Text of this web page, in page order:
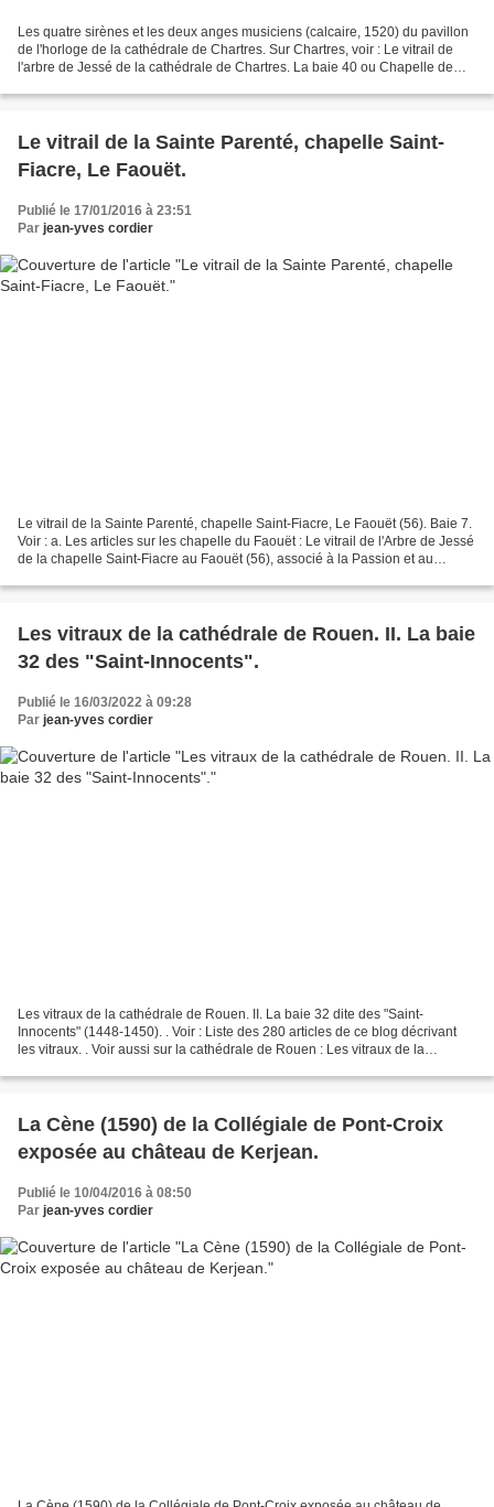
Les quatre sirènes et les deux anges musiciens (calcaire, 1520) du pavillon
de l'horloge de la cathédrale de Chartres. Sur Chartres, voir : Le vitrail de
l'arbre de Jessé de la cathédrale de Chartres. La baie 40 ou Chapelle de
Le vitrail de la Sainte Parenté, chapelle Saint-
Fiacre, Le Faouët.
Publié le 17/01/2016 à 23:51
Par jean-yves cordier
Le vitrail de la Sainte Parenté, chapelle Saint-Fiacre, Le Faouët (56). Baie 7.
Voir : a. Les articles sur les chapelle du Faouët : Le vitrail de l'Arbre de Jessé
de la chapelle Saint-Fiacre au Faouët (56), associé à la Passion et au
Les vitraux de la cathédrale de Rouen. II. La baie
32 des "Saint-Innocents".
Publié le 16/03/2022 à 09:28
Par jean-yves cordier
Les vitraux de la cathédrale de Rouen. II. La baie 32 dite des "Saint-
Innocents" (1448-1450). . Voir : Liste des 280 articles de ce blog décrivant
les vitraux. . Voir aussi sur la cathédrale de Rouen : Les vitraux de la
La Cène (1590) de la Collégiale de Pont-Croix
exposée au château de Kerjean.
Publié le 10/04/2016 à 08:50
Par jean-yves cordier